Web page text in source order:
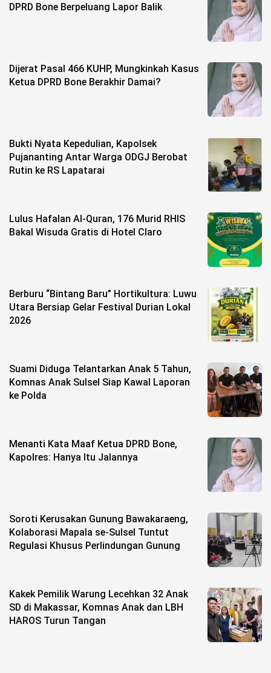
DPRD Bone Berpeluang Lapor Balik
Dijerat Pasal 466 KUHP, Mungkinkah Kasus
Ketua DPRD Bone Berakhir Damai?
Bukti Nyata Kepedulian, Kapolsek
Pujananting Antar Warga ODGJ Berobat
Rutin ke RS Lapatarai
Lulus Hafalan Al-Quran, 176 Murid RHIS
Bakal Wisuda Gratis di Hotel Claro
Berburu “Bintang Baru” Hortikultura: Luwu
Utara Bersiap Gelar Festival Durian Lokal
2026
Suami Diduga Telantarkan Anak 5 Tahun,
Komnas Anak Sulsel Siap Kawal Laporan
ke Polda
Menanti Kata Maaf Ketua DPRD Bone,
Kapolres: Hanya Itu Jalannya
Soroti Kerusakan Gunung Bawakaraeng,
Kolaborasi Mapala se-Sulsel Tuntut
Regulasi Khusus Perlindungan Gunung
Kakek Pemilik Warung Lecehkan 32 Anak
SD di Makassar, Komnas Anak dan LBH
HAROS Turun Tangan